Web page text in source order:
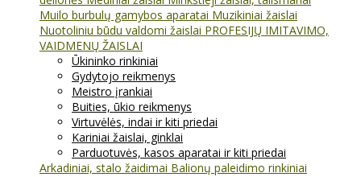
Muilo burbulų gamybos aparatai Muzikiniai žaislai
Nuotoliniu būdu valdomi žaislai PROFESIJŲ IMITAVIMO,
VAIDMENŲ ŽAISLAI
Ūkininko rinkiniai
Gydytojo reikmenys
Meistro įrankiai
Buities, ūkio reikmenys
Virtuvėlės, indai ir kiti priedai
Kariniai žaislai, ginklai
Parduotuvės, kasos aparatai ir kiti priedai
Arkadiniai, stalo žaidimai Balionų paleidimo rinkiniai